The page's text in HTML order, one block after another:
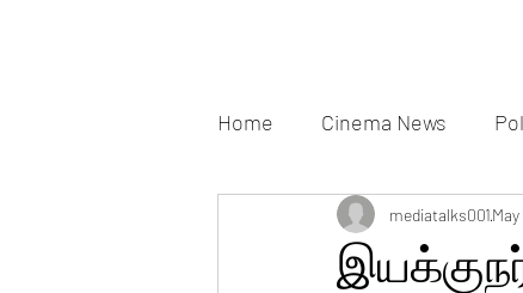
Home Cinema News
Movies Gallery Actress
mediatalks001May